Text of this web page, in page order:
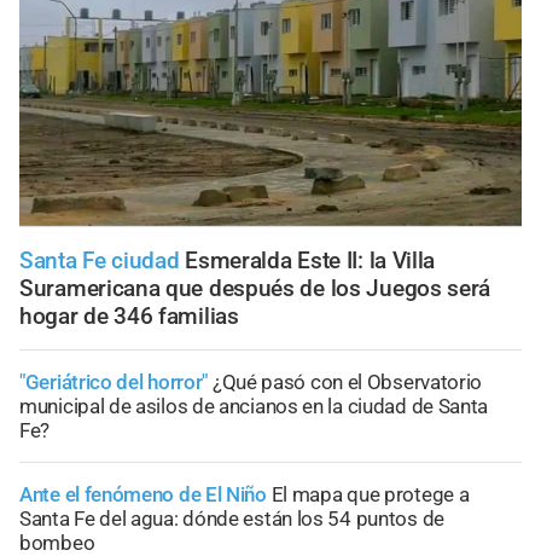
Santa Fe ciudad Esmeralda Este II: la Villa
Suramericana que después de los Juegos será
hogar de 346 familias
"Geriátrico del horror" ¿Qué pasó con el Observatorio
municipal de asilos de ancianos en la ciudad de Santa
Fe?
Ante el fenómeno de El Niño El mapa que protege a
Santa Fe del agua: dónde están los 54 puntos de
bombeo